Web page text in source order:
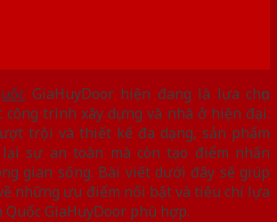
GiaHuyDoor hiện đang là lựa chọn
công trình xây dựng và nhà ở hiện đại.
trội và thiết kế đa dạng, sản phẩm
sự an toàn mà còn tạo điểm nhấn
gian sống. Bài viết dưới đây sẽ giúp
những ưu điểm nổi bật và tiêu chí lựa
Quốc GiaHuyDoor phù hợp.